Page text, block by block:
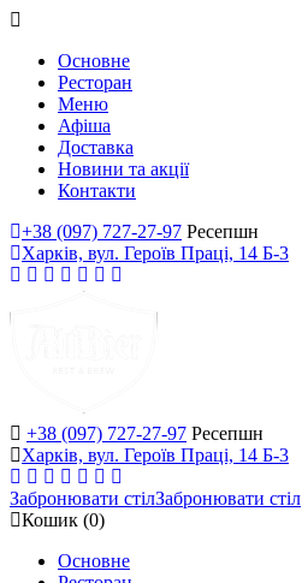
Основне
Ресторан
Меню
Афіша
Доставка
Новини та акції
Контакти
+38 (097) 727-27-97 Ресепшн
Харків, вул. Героїв Праці, 14 Б-3
+38 (097) 727-27-97 Ресепшн
Харків, вул. Героїв Праці, 14 Б-3
Забронювати стілЗабронювати стіл
Кошик (0)
Основне